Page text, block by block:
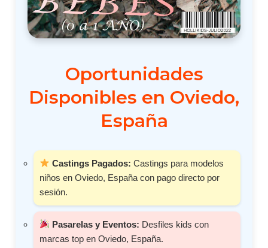
Oportunidades
Disponibles en Oviedo,
España
Castings Pagados: Castings para modelos
niños en Oviedo, España con pago directo por
sesión.
Pasarelas y Eventos: Desfiles kids con
marcas top en Oviedo, España.